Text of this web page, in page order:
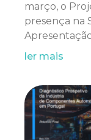
março, o
presença na
ler mais